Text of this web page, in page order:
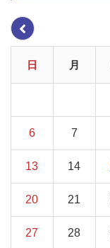
日 月
6 7
13 14
20 21
27 28